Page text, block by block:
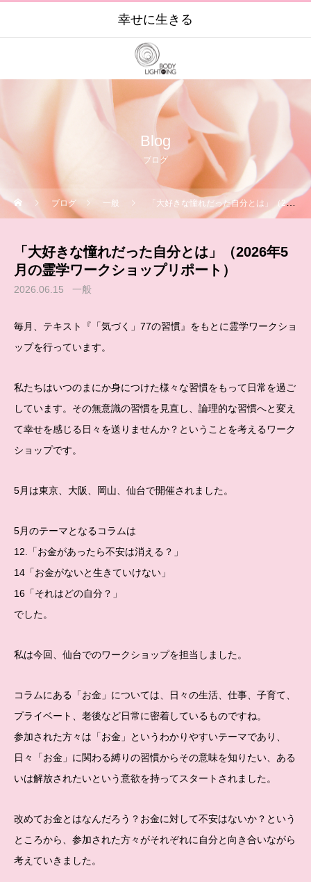
幸せに生きる
Blog
ブログ
ブログ 一般 「大好きな憧れだった自分とは」（2026年5月の霊学ワークショップリポート）
「大好きな憧れだった自分とは」（2026年5
月の霊学ワークショップリポート）
2026.06.15 一般
毎月、テキスト『「気づく」77の習慣』をもとに霊学ワークショ
ップを行っています。
私たちはいつのまにか身につけた様々な習慣をもって日常を過ご
しています。その無意識の習慣を見直し、論理的な習慣へと変え
て幸せを感じる日々を送りませんか？ということを考えるワーク
ショップです。
5月は東京、大阪、岡山、仙台で開催されました。
5月のテーマとなるコラムは
12.「お金があったら不安は消える？」
14「お金がないと生きていけない」
16「それはどの自分？」
でした。
私は今回、仙台でのワークショップを担当しました。
コラムにある「お金」については、日々の生活、仕事、子育て、
プライベート、老後など日常に密着しているものですね。
参加された方々は「お金」というわかりやすいテーマであり、
日々「お金」に関わる縛りの習慣からその意味を知りたい、ある
いは解放されたいという意欲を持ってスタートされました。
改めてお金とはなんだろう？お金に対して不安はないか？という
ところから、参加された方々がそれぞれに自分と向き合いながら
考えていきました。